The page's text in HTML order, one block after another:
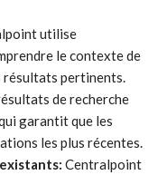
utilise
le contexte de
résultats pertinents.
de recherche
garantit que les
les plus récentes.
Centralpoint